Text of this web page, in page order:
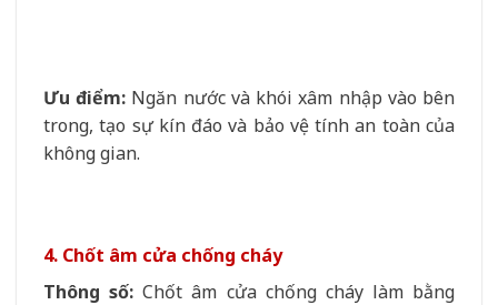
Ưu điểm: Ngăn nước và khói xâm nhập vào bên
trong, tạo sự kín đáo và bảo vệ tính an toàn của
không gian.
4. Chốt âm cửa chống cháy
Thông số: Chốt âm cửa chống cháy làm bằng